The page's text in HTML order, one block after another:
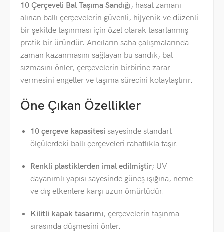
10 Çerçeveli Bal Taşıma Sandığı, hasat zamanı
alınan ballı çerçevelerin güvenli, hijyenik ve düzenli
bir şekilde taşınması için özel olarak tasarlanmış
pratik bir üründür. Arıcıların saha çalışmalarında
zaman kazanmasını sağlayan bu sandık, bal
sızmasını önler, çerçevelerin birbirine zarar
vermesini engeller ve taşıma sürecini kolaylaştırır.
Öne Çıkan Özellikler
10 çerçeve kapasitesi sayesinde standart
ölçülerdeki ballı çerçeveleri rahatlıkla taşır.
Renkli plastiklerden imal edilmiştir; UV
dayanımlı yapısı sayesinde güneş ışığına, neme
ve dış etkenlere karşı uzun ömürlüdür.
Kilitli kapak tasarımı, çerçevelerin taşınma
sırasında düşmesini önler.